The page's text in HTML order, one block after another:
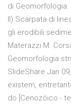
di
II) Scarpata di
gli erodibili
Materazzi M.
Geomorfologia
SlideShare Jan
existem,
do [Cenozóico -